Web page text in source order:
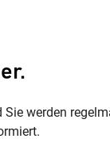
werden